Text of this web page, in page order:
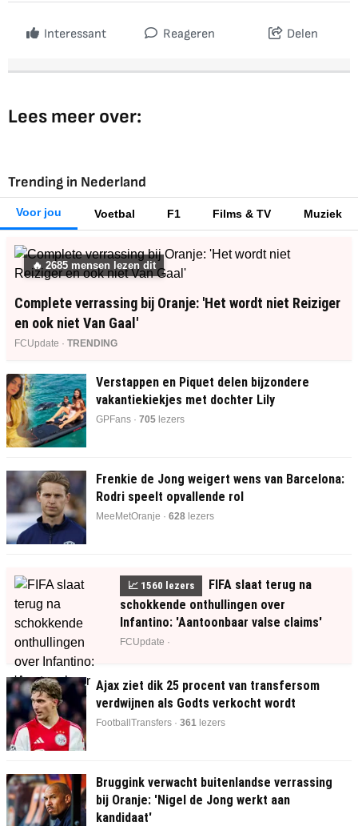
Interessant Reageren Delen
Lees meer over:
Trending in Nederland
Voor jou Voetbal F1 Films & TV Muziek
🔥 2685 mensen lezen dit
Complete verrassing bij Oranje: 'Het wordt niet Reiziger
en ook niet Van Gaal'
FCUpdate · TRENDING
Verstappen en Piquet delen bijzondere
vakantiekiekjes met dochter Lily
GPFans · 705 lezers
Frenkie de Jong weigert wens van Barcelona:
Rodri speelt opvallende rol
MeeMetOranje · 622 lezers
📈 1559 lezers
FIFA slaat terug na
schokkende onthullingen over
Infantino: 'Aantoonbaar valse claims'
FCUpdate ·
Ajax ziet dik 25 procent van transfersom
verdwijnen als Godts verkocht wordt
FootballTransfers · 363 lezers
Bruggink verwacht buitenlandse verrassing
bij Oranje: 'Nigel de Jong werkt aan
kandidaat'